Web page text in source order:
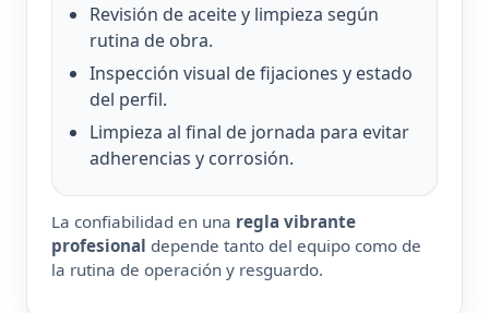
Revisión de aceite y limpieza según
rutina de obra.
Inspección visual de fijaciones y estado
del perfil.
Limpieza al final de jornada para evitar
adherencias y corrosión.
La confiabilidad en una regla vibrante
profesional depende tanto del equipo como de
la rutina de operación y resguardo.